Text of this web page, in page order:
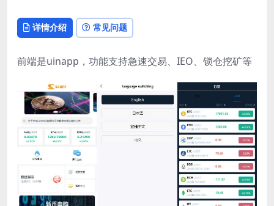
详情介绍 常见问题
前端是uinapp，功能支持急速交易、IEO、锁仓挖矿等